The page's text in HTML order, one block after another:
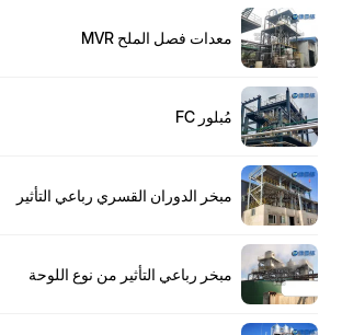
معدات فصل الملح MVR
مُبلور FC
مبخر الدوران القسري رباعي التأثير
مبخر رباعي التأثير من نوع اللوحة